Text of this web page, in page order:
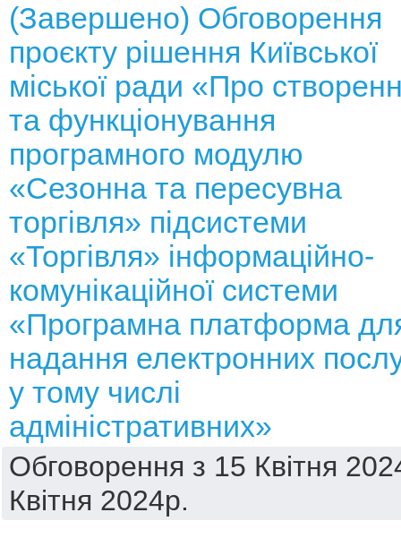
(Завершено) Обговорення
проєкту рішення Київської
міської ради «Про
та функціонування
програмного модулю
«Сезонна та пересувна
торгівля» підсистеми
«Торгівля» інформаційно-
комунікаційної системи
«Програмна платформа
надання електронних
у тому числі
адміністративних»
Обговорення з 15 Квітня
Квітня 2024р.